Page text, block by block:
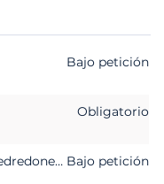
Bajo petición
Obligatorio
Ropa de cama (sábanas, mantas o edredones, almohadas y fundas de almohada) Bajo petición